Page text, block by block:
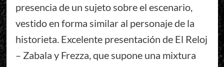
presencia de un sujeto sobre el escenario,
vestido en forma similar al personaje de la
historieta. Excelente presentación de El Reloj
– Zabala y Frezza, que supone una mixtura